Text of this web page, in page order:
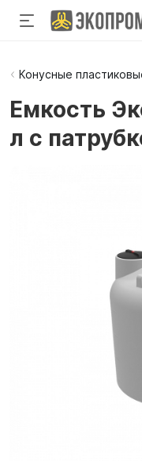
Конусные
Емкость
л с